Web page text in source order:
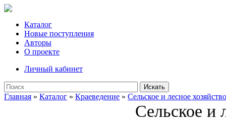
Каталог
Новые поступления
Авторы
О проекте
Личный кабинет
Искать
Главная » Каталог » Краеведение » Сельское и лесное
Сельское и